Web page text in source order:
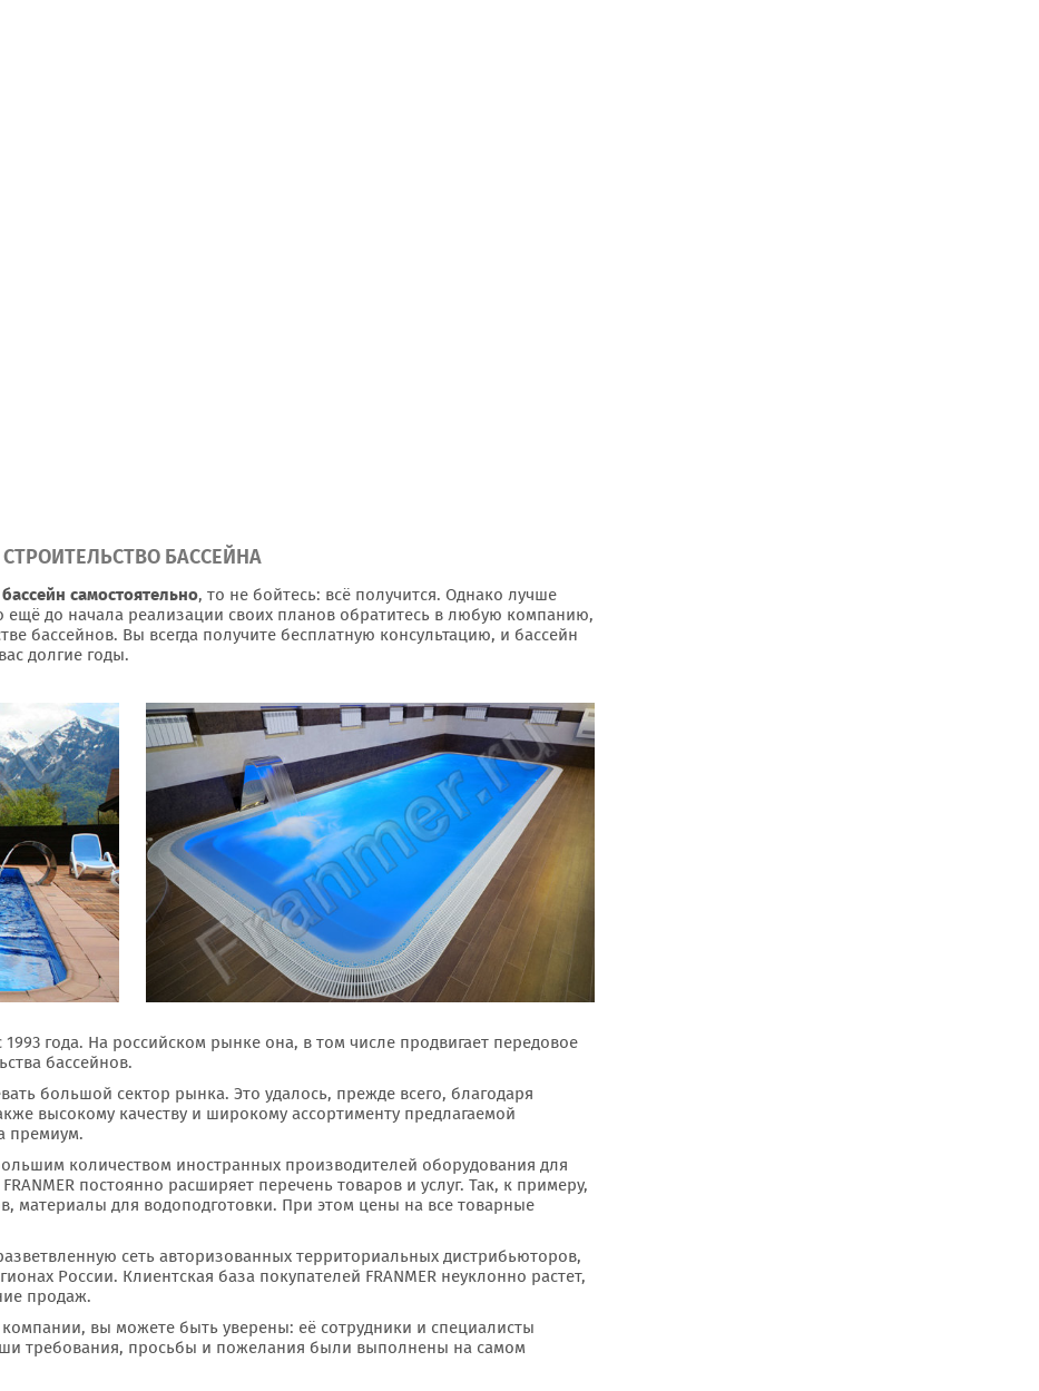
СТРОИТЕЛЬСТВО БАССЕЙНА
самостоятельно, то не бойтесь: всё получится. Однако лучше
до начала реализации своих планов обратитесь в любую компанию,
бассейнов. Вы всегда получите бесплатную консультацию, и бассейн
долгие годы.
года. На российском рынке она, в том числе продвигает передовое
бассейнов.
большой сектор рынка. Это удалось, прежде всего, благодаря
высокому качеству и широкому ассортименту предлагаемой
премиум.
количеством иностранных производителей оборудования для
постоянно расширяет перечень товаров и услуг. Так, к примеру,
материалы для водоподготовки. При этом цены на все товарные
сеть авторизованных территориальных дистрибьюторов,
России. Клиентская база покупателей FRANMER неуклонно растет,
продаж.
вы можете быть уверены: её сотрудники и специалисты
требования, просьбы и пожелания были выполнены на самом